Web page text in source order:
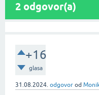
2 odgovor(a)
+16
glasa
31.08.2024. odgovor od